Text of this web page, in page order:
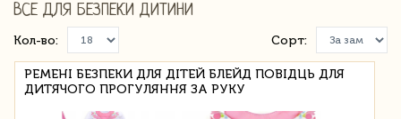
ВСЕ ДЛЯ БЕЗПЕКИ ДИТИНИ
Кол-во: Сорт:
РЕМЕНІ БЕЗПЕКИ ДЛЯ ДІТЕЙ БЛЕЙД ПОВІДЦЬ ДЛЯ
ДИТЯЧОГО ПРОГУЛЯННЯ ЗА РУКУ